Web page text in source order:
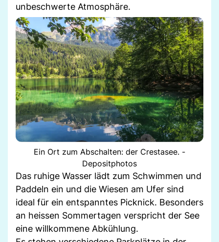
unbeschwerte Atmosphäre.
Ein Ort zum Abschalten: der Crestasee. -
Depositphotos
Das ruhige Wasser lädt zum Schwimmen und
Paddeln ein und die Wiesen am Ufer sind
ideal für ein entspanntes Picknick. Besonders
an heissen Sommertagen verspricht der See
eine willkommene Abkühlung.